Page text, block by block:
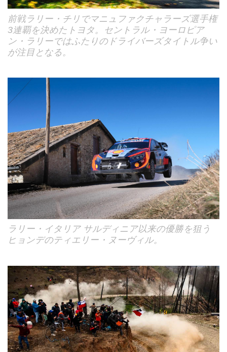
前戦ラリー・チリでマニュファクチャラーズ選手権
3連覇を決めたトヨタ。セントラル・ヨーロピア
ン・ラリーではふたりのドライバーズタイトル争い
が注目となる。
ラリー・イタリア サルディニア以来の優勝を狙う
ヒョンデのティエリー・ヌーヴィル。